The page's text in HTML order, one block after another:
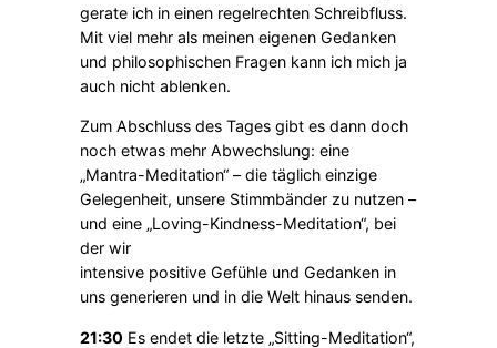
gerate ich in einen regelrechten Schreibfluss.
Mit viel mehr als meinen eigenen Gedanken
und philosophischen Fragen kann ich mich ja
auch nicht ablenken.
Zum Abschluss des Tages gibt es dann doch
noch etwas mehr Abwechslung: eine
„Mantra-Meditation“ – die täglich einzige
Gelegenheit, unsere Stimmbänder zu nutzen –
und eine „Loving-Kindness-Meditation“, bei
der wir
intensive positive Gefühle und Gedanken in
uns generieren und in die Welt hinaus senden.
21:30 Es endet die letzte „Sitting-Meditation“,